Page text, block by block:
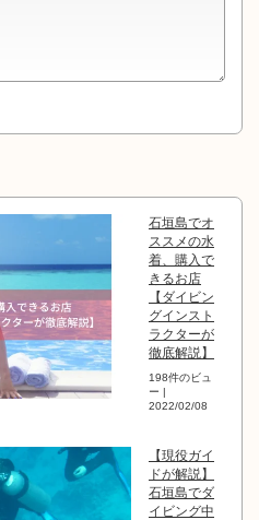
石垣島でオ
ススメの水
着、購入で
きるお店
【ダイビン
グインスト
ラクターが
徹底解説】
198件のビュ
ー |
2022/02/08
【現役ガイ
ドが解説】
石垣島でダ
イビング中